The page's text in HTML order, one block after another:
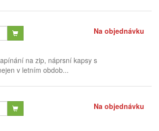
Na objednávku
na zip, náprsní kapsy s
v letním obdob...
Na objednávku